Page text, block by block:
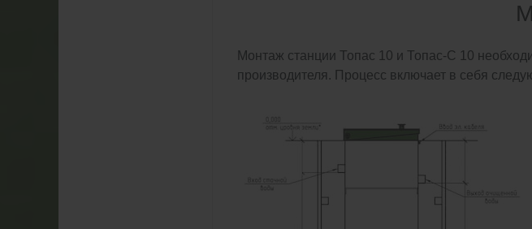
Монтаж станции Топас 10 и Топас-С 10
производителя. Процесс включает в себя